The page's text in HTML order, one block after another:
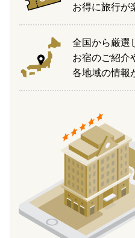
お得に旅行が
全国から厳選
お宿のご紹介
各地域の情報